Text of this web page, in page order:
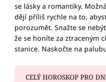
se lásky a romantiky.
dějí příliš rychle na to,
porozumět. Snažte se
že se honíte za ztraceným
stanice. Naskočte na
CELÝ HOROSKOP PRO